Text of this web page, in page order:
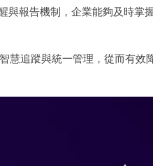
與報告機制，企業能夠及時掌
慧追蹤與統一管理，從而有效